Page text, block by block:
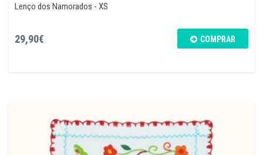
Lenço dos Namorados - XS
29,90€ COMPRAR